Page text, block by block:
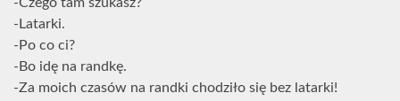
-Latarki.
-Po co ci?
-Bo idę na randkę.
-Za moich czasów na randki chodziło się bez latarki!